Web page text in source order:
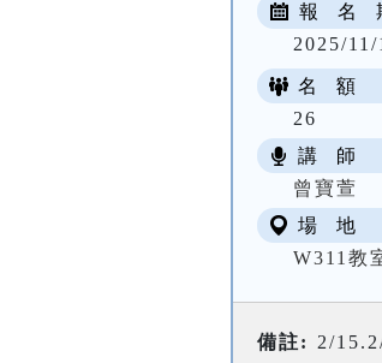
報 名
2025/
名 額
26
講 師
曾寶萱
場 地
W311教
備註: 2/